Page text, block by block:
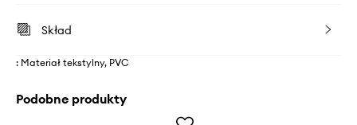
Skład
: Materiał tekstylny, PVC
Podobne produkty